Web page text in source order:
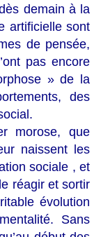
demain à la
artificielle sont
de pensée,
pas encore
» de la
des
morose, que
naissent les
sociale , et
réagir et sortir
évolution
Sans